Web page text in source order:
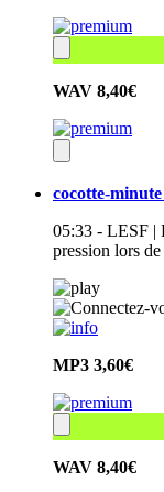
WAV 8,40€
cocotte-
05:33 - LESF |
pression lors
MP3 3,60€
WAV 8,40€